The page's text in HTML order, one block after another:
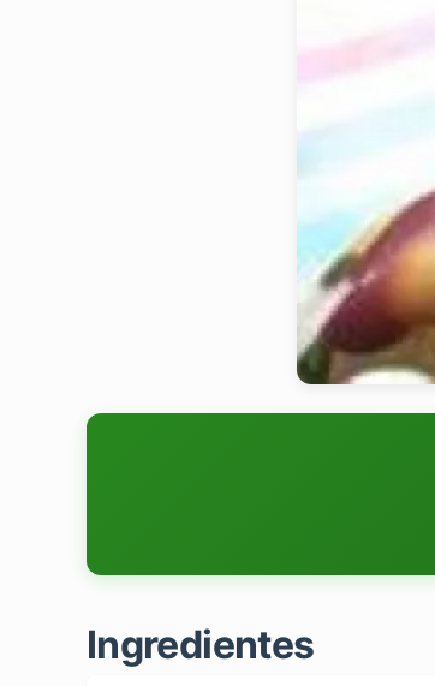
Ingredientes